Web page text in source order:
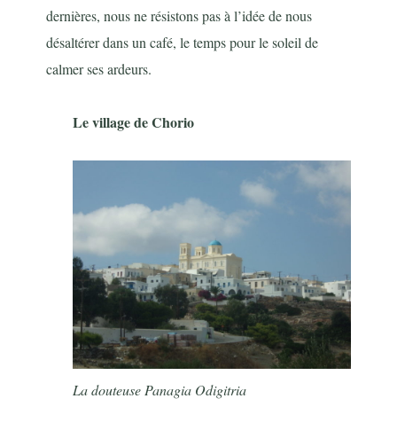
dernières, nous ne résistons pas à l’idée de nous
désaltérer dans un café, le temps pour le soleil de
calmer ses ardeurs.
Le village de Chorio
La douteuse Panagia Odigitria